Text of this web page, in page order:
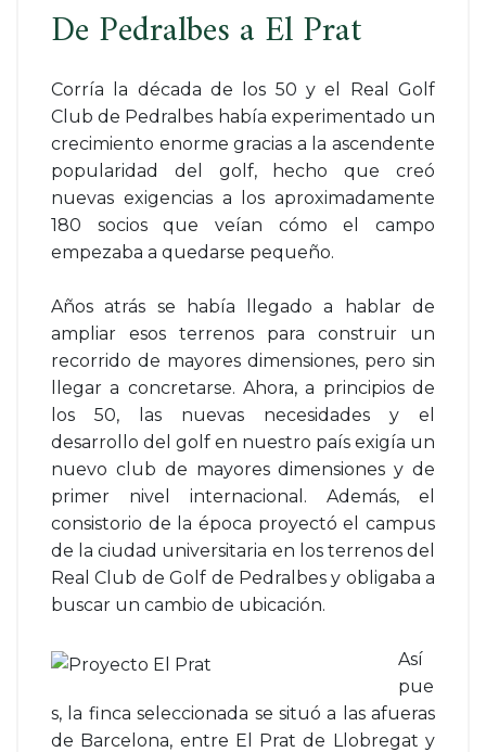
De Pedralbes a El Prat
Corría la década de los 50 y el Real Golf
Club de Pedralbes había experimentado un
crecimiento enorme gracias a la ascendente
popularidad del golf, hecho que creó
nuevas exigencias a los aproximadamente
180 socios que veían cómo el campo
empezaba a quedarse pequeño.
Años atrás se había llegado a hablar de
ampliar esos terrenos para construir un
recorrido de mayores dimensiones, pero sin
llegar a concretarse. Ahora, a principios de
los 50, las nuevas necesidades y el
desarrollo del golf en nuestro país exigía un
nuevo club de mayores dimensiones y de
primer nivel internacional. Además, el
consistorio de la época proyectó el campus
de la ciudad universitaria en los terrenos del
Real Club de Golf de Pedralbes y obligaba a
buscar un cambio de ubicación.
Así
pue
s, la finca seleccionada se situó a las afueras
de Barcelona, entre El Prat de Llobregat y